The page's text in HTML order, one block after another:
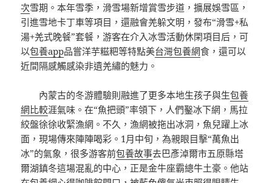
次雪期。本年雪季，滑雪場新增賞雪步道，擴展娛雪區，
引進雪地卡丁車等項目，還融會羌躲文明，發布“滑雪+私
湯+羌式晚餐”套餐，游客在介入冰雪活動休閑項目后，可
以包養app品嘗洋芋糍粑等特點美台灣包養網食，還可以
近間隔感觸感染非遺羌繡的魅力。
內蒙古的冬游體驗則融進了更多本地生孩子與生包養
網比較涯氣味。在“魚把頭”率領下，人們鑿冰下網，馬拉
絞盤徐徐收緊漁網。不久，漁網被拖出冰洞，魚兒躍上冰
面，現場傳來陣陣喝彩。1月中旬，為親眼目擊“萬魚出
冰”的氣象，很多游客前包養故事去巴彥淖爾市五原縣塔
爾湖鎮冬這場混亂的中心，正是金牛座霸總牛土豪。他站